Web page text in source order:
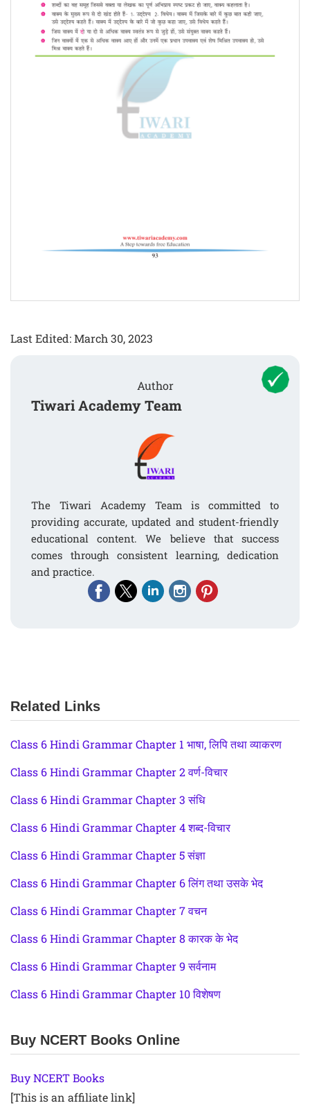
Last Edited: March 30, 2023
Author
Tiwari Academy Team
The Tiwari Academy Team is committed to
providing accurate, updated and student-friendly
educational content. We believe that success
comes through consistent learning, dedication
and practice.
Related Links
Class 6 Hindi Grammar Chapter 1 भाषा, लिपि तथा व्याकरण
Class 6 Hindi Grammar Chapter 2 वर्ण-विचार
Class 6 Hindi Grammar Chapter 3 संधि
Class 6 Hindi Grammar Chapter 4 शब्द-विचार
Class 6 Hindi Grammar Chapter 5 संज्ञा
Class 6 Hindi Grammar Chapter 6 लिंग तथा उसके भेद
Class 6 Hindi Grammar Chapter 7 वचन
Class 6 Hindi Grammar Chapter 8 कारक के भेद
Class 6 Hindi Grammar Chapter 9 सर्वनाम
Class 6 Hindi Grammar Chapter 10 विशेषण
Buy NCERT Books Online
Buy NCERT Books
[This is an affiliate link]